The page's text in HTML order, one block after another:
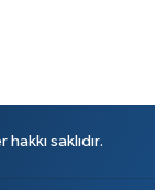
saklıdır.